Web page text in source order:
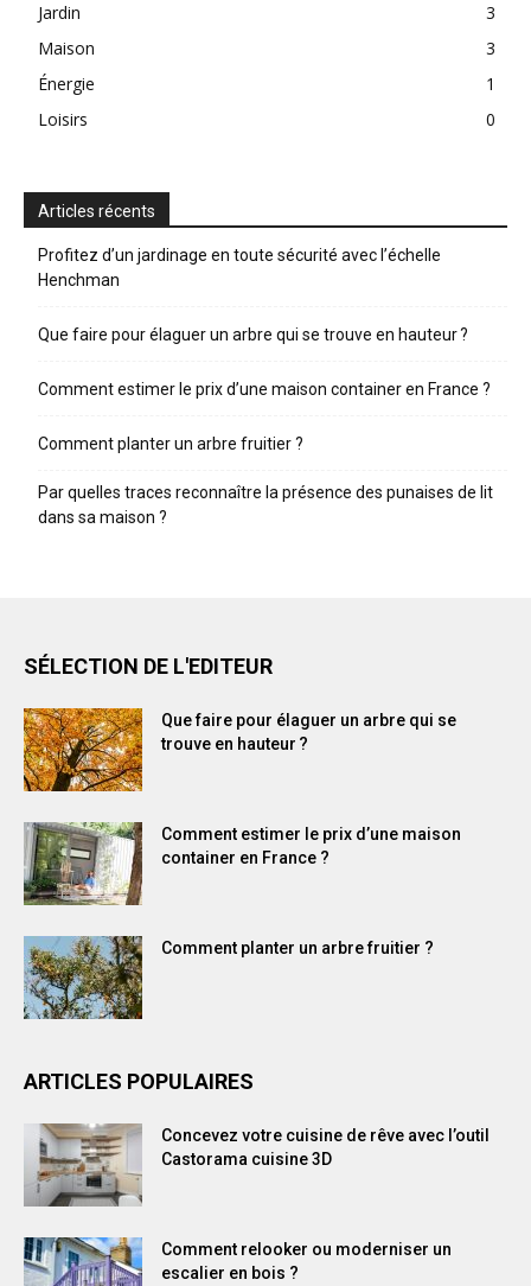
Jardin
3
Maison
3
Énergie
1
Loisirs
0
Articles récents
Profitez d’un jardinage en toute sécurité avec l’échelle
Henchman
Que faire pour élaguer un arbre qui se trouve en hauteur ?
Comment estimer le prix d’une maison container en France ?
Comment planter un arbre fruitier ?
Par quelles traces reconnaître la présence des punaises de lit
dans sa maison ?
SÉLECTION DE L'EDITEUR
Que faire pour élaguer un arbre qui se
trouve en hauteur ?
Comment estimer le prix d’une maison
container en France ?
Comment planter un arbre fruitier ?
ARTICLES POPULAIRES
Concevez votre cuisine de rêve avec l’outil
Castorama cuisine 3D
Comment relooker ou moderniser un
escalier en bois ?